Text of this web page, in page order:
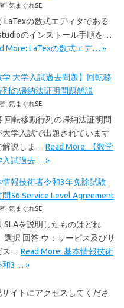
: 気まぐれSE
LaTexの数式エディタである
のインストール手順を…
More: LaTexの数式エデ… »
学 大学入試過去問題】回転移
列の帰納法証明問題解説
: 気まぐれSE
回転移動行列の帰納法証明問
大学入試で出題されています
解説しま… Read More: 【数学
入試過去… »
情報技術者令和3年免除試験
問56 Service Level Agreement
: 気まぐれSE
SLAを説明したものはどれ
選択 回答 ウ：サービス及びサ
ス… Read More: 基本情報技術
和3… »
イトにアクセスしてくださ